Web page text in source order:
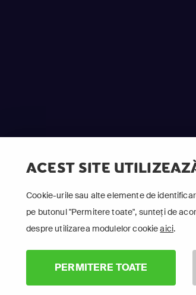
ACEST SITE
Cookie-urile sau alte elemente de
pe butonul "Permitere toate", sunteți de
despre utilizarea modulelor cookieaici.
PERMITERE TOATE